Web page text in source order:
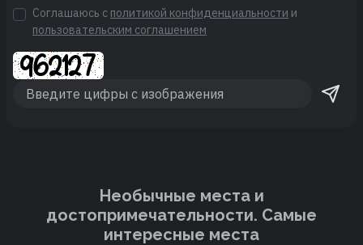
Соглашаюсь с политикой конфиденциальности и
пользовательским соглашением
Необычные места и
достопримечательности. Cамые
интересные места